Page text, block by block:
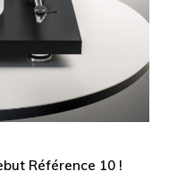
Référence 10 !